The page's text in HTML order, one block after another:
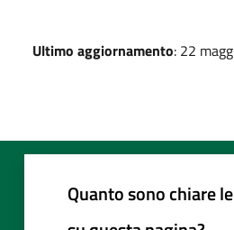
Ultimo aggiornamento: 22
Quanto sono chiare